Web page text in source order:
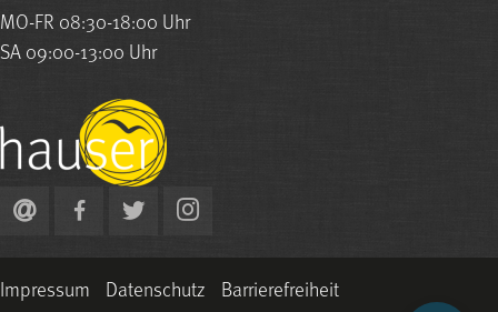
MO-FR 08:30-18:00 Uhr
SA 09:00-13:00 Uhr
Impressum Datenschutz Barrierefreiheit